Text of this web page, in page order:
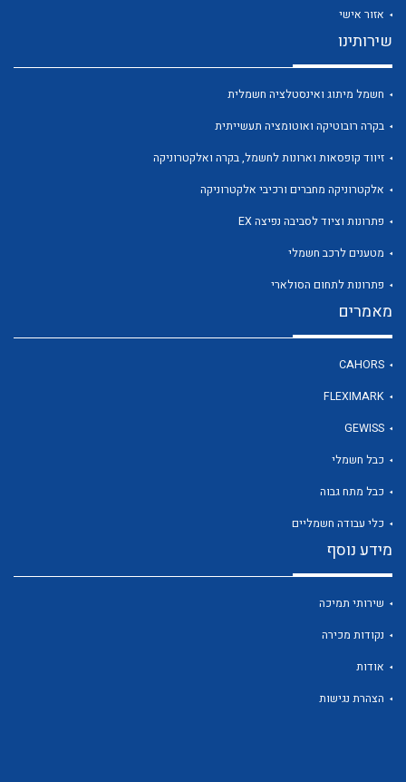
לכל מוצרי היצרן
אזור אישי
שירותינו
חשמל מיתוג ואינסטלציה חשמלית
בקרה רובוטיקה ואוטומציה תעשייתית
זיווד קופסאות וארונות לחשמל, בקרה ואלקטרוניקה
אלקטרוניקה מחברים ורכיבי אלקטרוניקה
פתרונות וציוד לסביבה נפיצה EX
מטענים לרכב חשמלי
פתרונות לתחום הסולארי
מאמרים
CAHORS
FLEXIMARK
GEWISS
כבל חשמלי
כבל מתח גבוה
כלי עבודה חשמליים
מידע נוסף
שירותי תמיכה
נקודות מכירה
אודות
הצהרת נגישות